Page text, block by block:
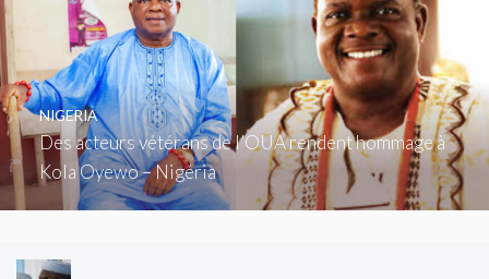
Des acteurs vétérans de l’OUA rendent hommage à
Kola Oyewo – Nigéria
NIGERIA